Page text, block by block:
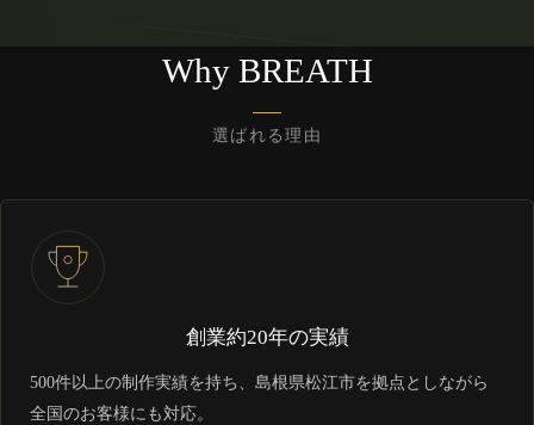
Why BREATH
選ばれる理由
創業約20年の実績
500件以上の制作実績を持ち、島根県松江市を拠点としながら
全国のお客様にも対応。